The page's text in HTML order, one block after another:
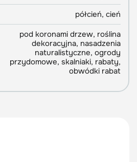
półcień, cień
pod koronami drzew, roślina
dekoracyjna, nasadzenia
naturalistyczne, ogrody
przydomowe, skalniaki, rabaty,
obwódki rabat